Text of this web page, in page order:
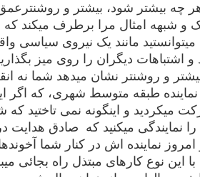
هر چه بیشتر شود، بیشتر و
شبهه امثال مرا برطرف میکند که
میتوانستید مانند یک نیروی سیاسی
دیگران را روی میز
بیشتر و روشنتر نشان میدهد شما نه
نماینده طبقه متوسط شهری، که اگر
میکردید و اینگونه نمی تاختید
نمایندگی میکنید که صادق هدایت
نماینده اش در کنار شما
با این نوع کارهای مبتذل راه بجائی